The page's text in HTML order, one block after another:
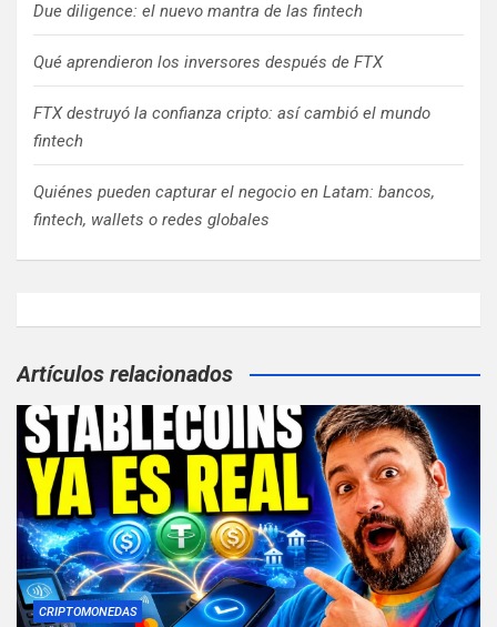
Due diligence: el nuevo mantra de las fintech
Qué aprendieron los inversores después de FTX
FTX destruyó la confianza cripto: así cambió el mundo
fintech
Quiénes pueden capturar el negocio en Latam: bancos,
fintech, wallets o redes globales
Artículos relacionados
CRIPTOMONEDAS